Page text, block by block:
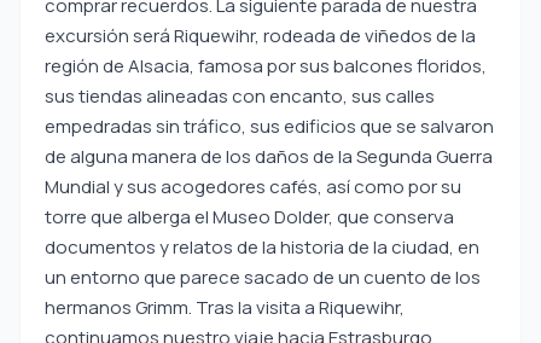
comprar recuerdos. La siguiente parada de nuestra
excursión será Riquewihr, rodeada de viñedos de la
región de Alsacia, famosa por sus balcones floridos,
sus tiendas alineadas con encanto, sus calles
empedradas sin tráfico, sus edificios que se salvaron
de alguna manera de los daños de la Segunda Guerra
Mundial y sus acogedores cafés, así como por su
torre que alberga el Museo Dolder, que conserva
documentos y relatos de la historia de la ciudad, en
un entorno que parece sacado de un cuento de los
hermanos Grimm. Tras la visita a Riquewihr,
continuamos nuestro viaje hacia Estrasburgo.